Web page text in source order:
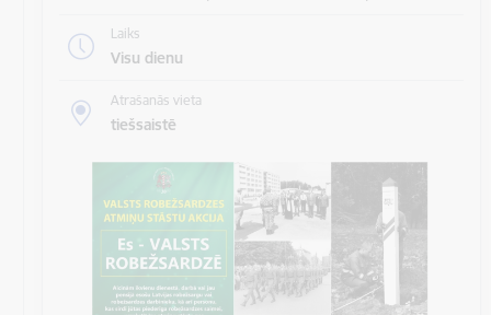
Laiks
Visu dienu
Atrašanās vieta
tiešsaistē